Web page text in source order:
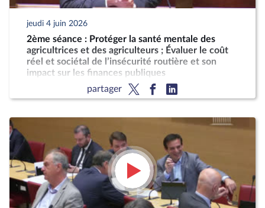
jeudi 4 juin 2026
2ème séance : Protéger la santé mentale des
agricultrices et des agriculteurs ; Évaluer le coût
réel et sociétal de l’insécurité routière et son
impact sur les finances publiques
partager